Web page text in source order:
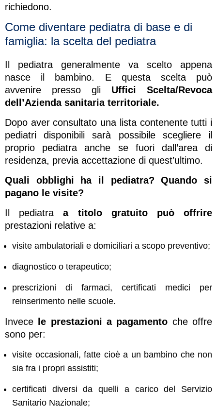
richiedono.
Come diventare pediatra di base e di
famiglia: la scelta del pediatra
Il pediatra generalmente va scelto appena
nasce il bambino. E questa scelta può
avvenire presso gli Uffici Scelta/Revoca
dell’Azienda sanitaria territoriale.
Dopo aver consultato una lista contenente tutti i
pediatri disponibili sarà possibile scegliere il
proprio pediatra anche se fuori dall’area di
residenza, previa accettazione di quest’ultimo.
Quali obblighi ha il pediatra? Quando si
pagano le visite?
Il pediatraa titolo gratuito può offrire
prestazioni relative a:
visite ambulatoriali e domiciliari a scopo preventivo;
diagnostico o terapeutico;
prescrizioni di farmaci, certificati medici per
reinserimento nelle scuole.
Invece le prestazioni a pagamento che offre
sono per:
visite occasionali, fatte cioè a un bambino che non
sia fra i propri assistiti;
certificati diversi da quelli a carico del Servizio
Sanitario Nazionale;